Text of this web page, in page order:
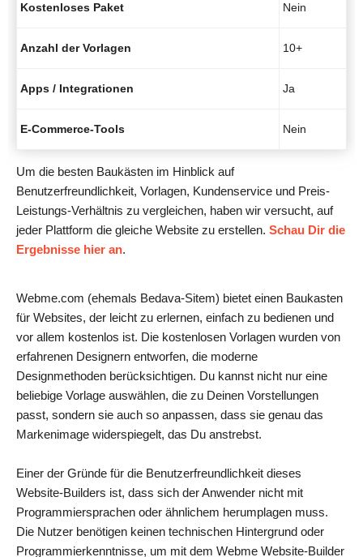
Kostenloses Paket Nein
Anzahl der Vorlagen 10+
Apps / Integrationen Ja
E-Commerce-Tools Nein
Um die besten Baukästen im Hinblick auf
Benutzerfreundlichkeit, Vorlagen, Kundenservice und Preis-
Leistungs-Verhältnis zu vergleichen, haben wir versucht, auf
jeder Plattform die gleiche Website zu erstellen. Schau Dir die
Ergebnisse hier an.
Webme.com (ehemals Bedava-Sitem) bietet einen Baukasten
für Websites, der leicht zu erlernen, einfach zu bedienen und
vor allem kostenlos ist. Die kostenlosen Vorlagen wurden von
erfahrenen Designern entworfen, die moderne
Designmethoden berücksichtigen. Du kannst nicht nur eine
beliebige Vorlage auswählen, die zu Deinen Vorstellungen
passt, sondern sie auch so anpassen, dass sie genau das
Markenimage widerspiegelt, das Du anstrebst.
Einer der Gründe für die Benutzerfreundlichkeit dieses
Website-Builders ist, dass sich der Anwender nicht mit
Programmiersprachen oder ähnlichem herumplagen muss.
Die Nutzer benötigen keinen technischen Hintergrund oder
Programmierkenntnisse, um mit dem Webme Website-Builder